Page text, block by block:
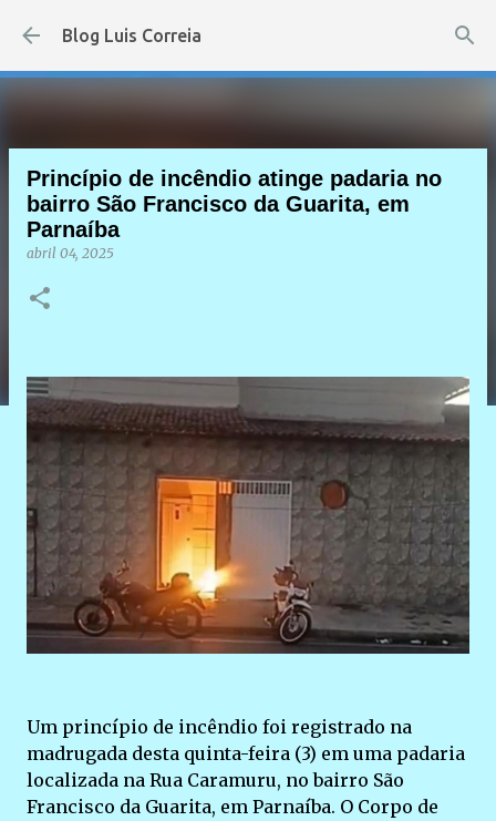
Pular para o conteúdo principal
Blog Luis Correia
Princípio de incêndio atinge padaria no
bairro São Francisco da Guarita, em
Parnaíba
abril 04, 2025
Um princípio de incêndio foi registrado na
madrugada desta quinta-feira (3) em uma padaria
localizada na Rua Caramuru, no bairro São
Francisco da Guarita, em Parnaíba. O Corpo de